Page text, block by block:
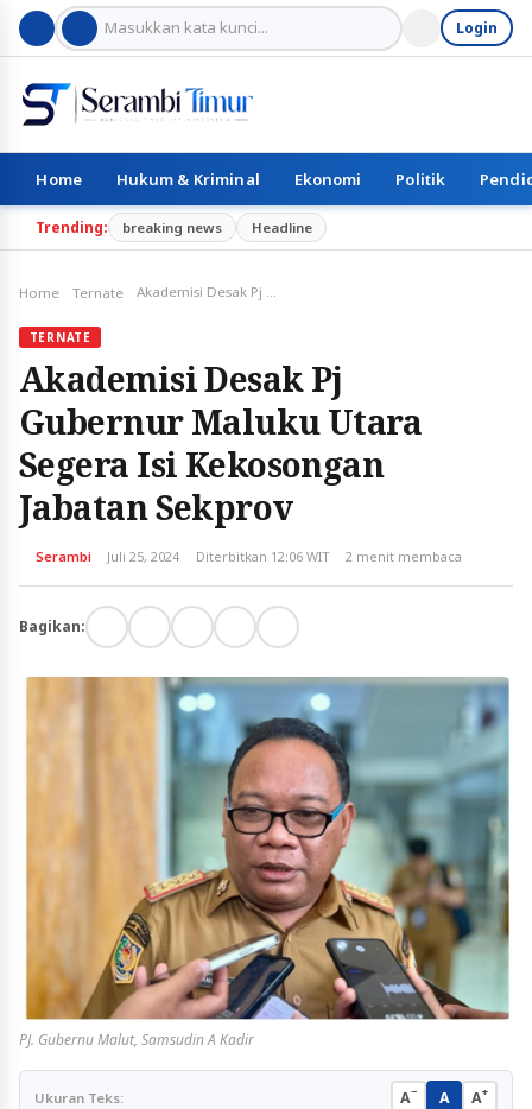
Login
Home Hukum & Kriminal Ekonomi Politik
Trending: breaking news Headline
Home Ternate Akademisi Desak Pj Gubernur Maluku Utara Segera Isi Kekosongan Jabatan Sekprov
TERNATE
Akademisi Desak Pj
Gubernur Maluku Utara
Segera Isi Kekosongan
Jabatan Sekprov
Serambi Juli 25, 2024 Diterbitkan 12:06 WIT 2 menit membaca
Bagikan:
PJ. Gubernu Malut, Samsudin A Kadir
Ukuran Teks: A− A A+